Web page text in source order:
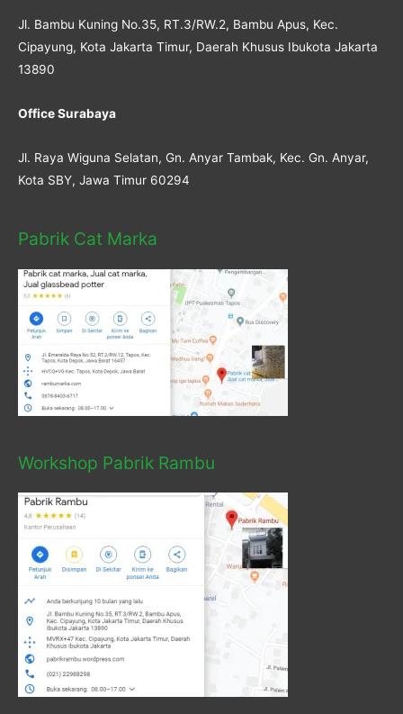
Jl. Bambu Kuning No.35, RT.3/RW.2, Bambu Apus, Kec.
Cipayung, Kota Jakarta Timur, Daerah Khusus Ibukota Jakarta
13890
Office Surabaya
Jl. Raya Wiguna Selatan, Gn. Anyar Tambak, Kec. Gn. Anyar,
Kota SBY, Jawa Timur 60294
Pabrik Cat Marka
Workshop Pabrik Rambu